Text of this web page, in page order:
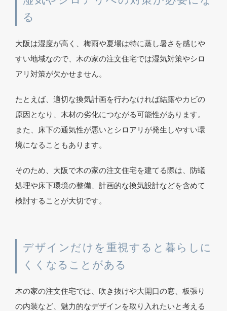
る
大阪は湿度が高く、梅雨や夏場は特に蒸し暑さを感じや
すい地域なので、木の家の注文住宅では湿気対策やシロ
アリ対策が欠かせません。
たとえば、適切な換気計画を行わなければ結露やカビの
原因となり、木材の劣化につながる可能性があります。
また、床下の通気性が悪いとシロアリが発生しやすい環
境になることもあります。
そのため、大阪で木の家の注文住宅を建てる際は、防蟻
処理や床下環境の整備、計画的な換気設計などを含めて
検討することが大切です。
デザインだけを重視すると暮らしに
くくなることがある
木の家の注文住宅では、吹き抜けや大開口の窓、板張り
の内装など、魅力的なデザインを取り入れたいと考える